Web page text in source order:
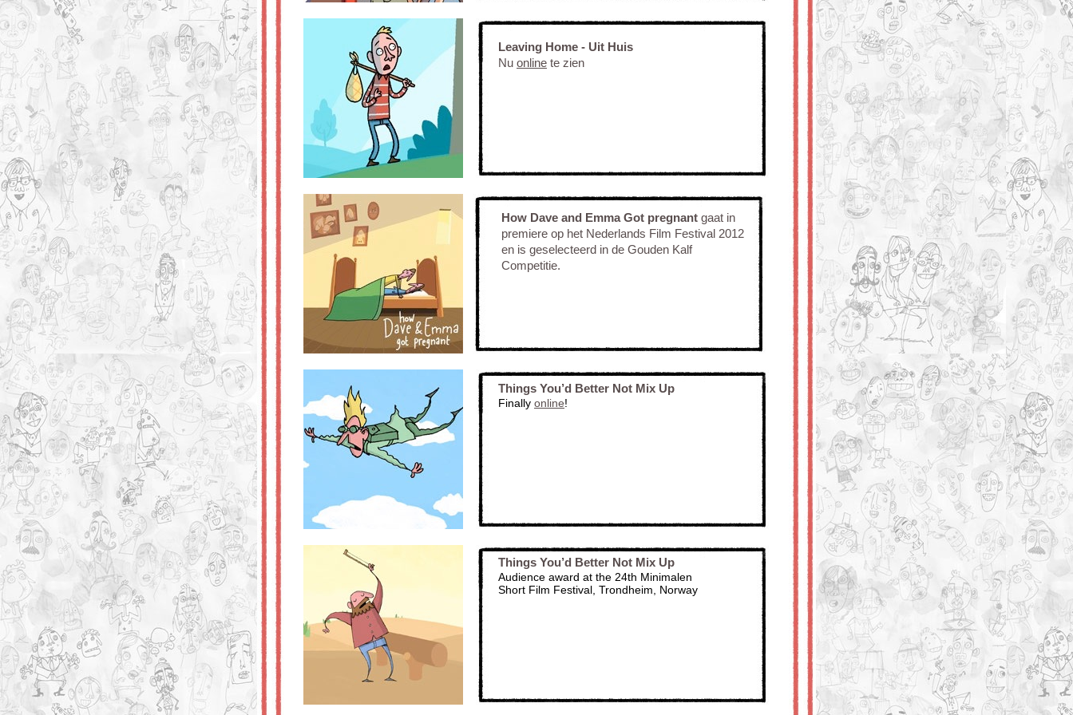
Things You’d Better Not Mix Up
Finally online!
Things You’d Better Not Mix Up
Audience award at the 24th Minimalen
Short Film Festival, Trondheim, Norway
How Dave and Emma Got pregnant gaat in
premiere op het Nederlands Film Festival 2012
en is geselecteerd in de Gouden Kalf
Competitie.
Leaving Home - Uit Huis
Nu online te zien